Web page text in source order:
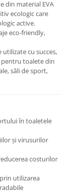
din material EVA
ecologic care
active.
eco-friendly,
cu succes,
pentru toalete din
săli de sport,
în toaletele
și virusurilor
costurilor
utilizarea